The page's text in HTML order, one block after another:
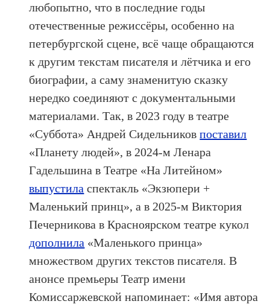
любопытно, что в последние годы
отечественные режиссёры, особенно на
петербургской сцене, всё чаще обращаются
к другим текстам писателя и лётчика и его
биографии, а саму знаменитую сказку
нередко соединяют с документальными
материалами. Так, в 2023 году в театре
«Суббота» Андрей Сидельниковпоставил
«Планету людей», в 2024-м Ленара
Гадельшина в Театре «На Литейном»
выпустила спектакль «Экзюпери +
Маленький принц», а в 2025-м Виктория
Печерникова в Красноярском театре кукол
дополнила «Маленького принца»
множеством других текстов писателя. В
анонсе премьеры Театр имени
Комиссаржевской напоминает: «Имя автора